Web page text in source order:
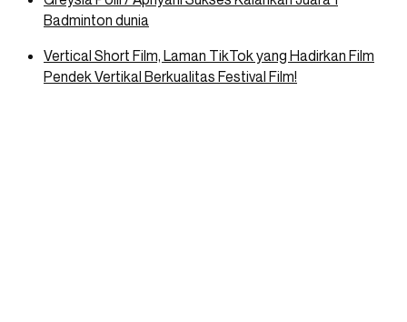
Badminton dunia
Vertical Short Film, Laman TikTok yang Hadirkan Film
Pendek Vertikal Berkualitas Festival Film!